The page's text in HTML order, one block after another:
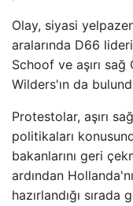
Olay, siyasi
aralarında D66
Schoof ve aşırı
Wilders'ın da
Protestolar, aşırı
politikaları
bakanlarını geri
ardından
hazırlandığı sırada